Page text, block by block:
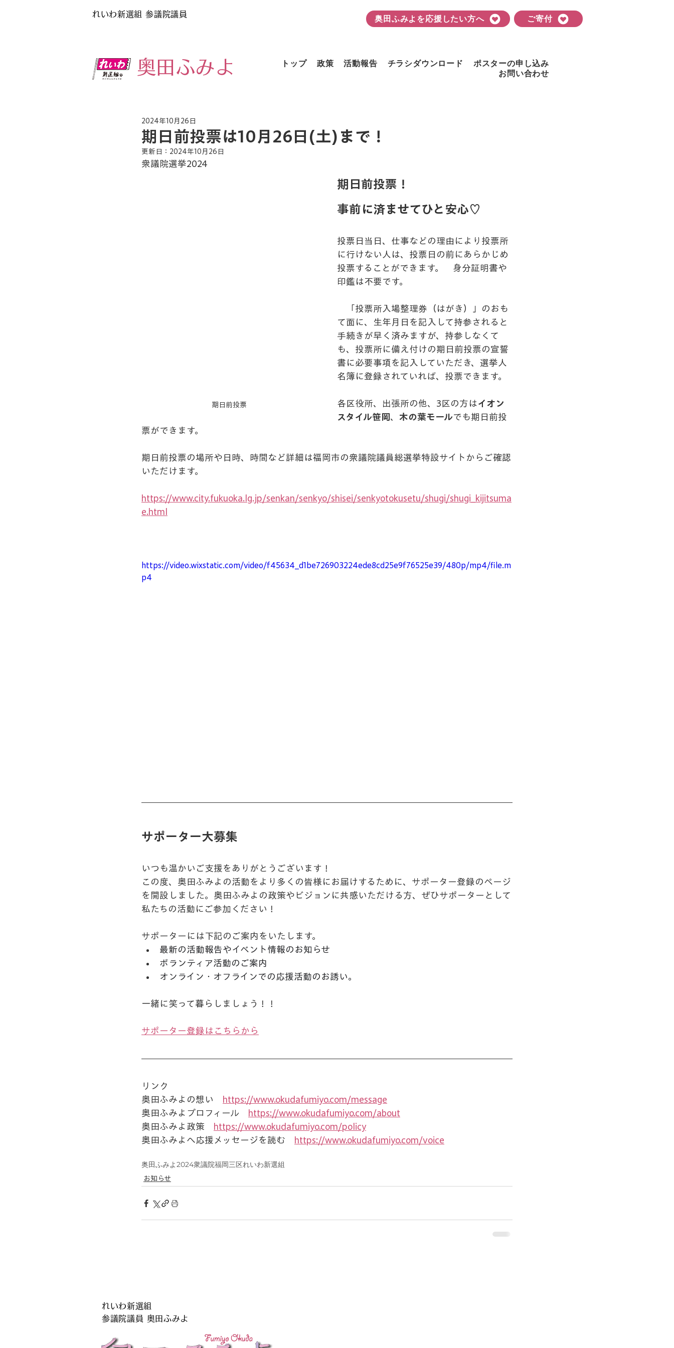
れいわ新選組参議院議員
​奥田ふみよ
奥田ふみよを応援したい方へ ご寄付
トップ 政策 活動報告 チラシダウンロード
ポスターの申し込み
お問い合わせ
期日前投票は10月26日(土)まで！
2024年10月26日
更新日： 2024年10月26日
衆議院選挙2024
期日前投票
期日前投票！
事前に済ませてひと安心♡
投票日当日、仕事などの理由により投票所
に行けない人は、投票日の前にあらかじめ
投票することができます。　身分証明書や
印鑑は不要です。
「投票所入場整理券（はがき）」のおも
て面に、生年月日を記入して持参されると
手続きが早く済みますが、持参しなくて
も、投票所に備え付けの期日前投票の宣誓
書に必要事項を記入していただき、選挙人
名簿に登録されていれば、投票できます。
各区役所、出張所の他、3区の方はイオン
スタイル笹岡 、 木の葉モールでも期日前投
票ができます。
期日前投票の場所や日時、時間など詳細は福岡市の衆議院議員総選挙特設サイトからご確認
いただけます。
https://www.city.fukuoka.lg.jp/senkan/senkyo/shisei/senkyotokusetu/shugi/shugi_kijitsuma
e.html
https://video.wixstatic.com/video/f45634_d1be726903224ede8cd25e9f76525e39/480p/mp4/file.m
p4
サポーター大募集
いつも温かいご支援をありがとうございます！
この度、奥田ふみよの活動をより多くの皆様にお届けするために、サポーター登録のページ
を開設しました。奥田ふみよの政策やビジョンに共感いただける方、ぜひサポーターとして
私たちの活動にご参加ください！
サポーターには下記のご案内をいたします。
最新の活動報告やイベント情報のお知らせ
ボランティア活動のご案内
オンライン・オフラインでの応援活動のお誘い。
一緒に笑って暮らしましょう！！
サポーター登録はこちらから
リンク
奥田ふみよの想い
https://www.okudafumiyo.com/message
奥田ふみよプロフィール
https://www.okudafumiyo.com/about
奥田ふみよ政策
https://www.okudafumiyo.com/policy
奥田ふみよへ応援メッセージを読む
https://www.okudafumiyo.com/voice
奥田ふみよ2024衆議院福岡三区れいわ新選組
お知らせ
れいわ新選組
参議院議員 奥田ふみよ